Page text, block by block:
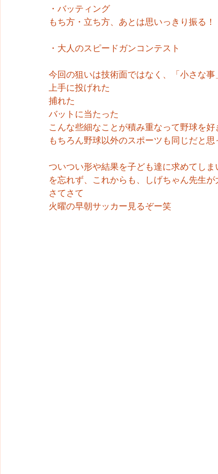
・バッティング
もち方・立ち方、あとは思いっきり振る！
・大人のスピードガンコンテスト
今回の狙いは技術面ではなく、「小さな事
上手に投げれた
捕れた
バットに当たった
こんな些細なことが積み重なって野球を
もちろん野球以外のスポーツも同じだと
ついつい形や結果を子ども達に求めてし
を忘れず、これからも、しげちゃん先生
さてさて
火曜の早朝サッカー見るぞー笑